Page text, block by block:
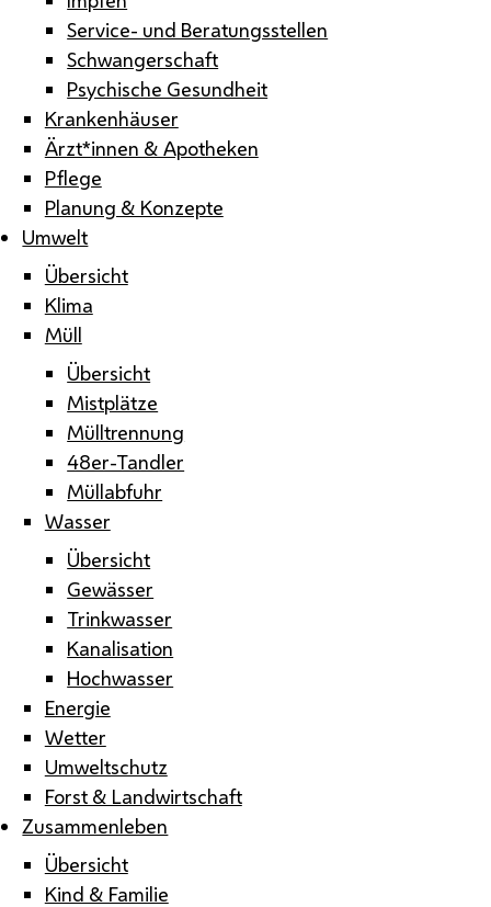
Service- und Beratungsstellen
Schwangerschaft
Psychische Gesundheit
Krankenhäuser
Ärzt*innen & Apotheken
Pflege
Planung & Konzepte
Umwelt
Übersicht
Klima
Müll
Übersicht
Mistplätze
Mülltrennung
48er-Tandler
Müllabfuhr
Wasser
Übersicht
Gewässer
Trinkwasser
Kanalisation
Hochwasser
Energie
Wetter
Umweltschutz
Forst & Landwirtschaft
Zusammenleben
Übersicht
Kind & Familie